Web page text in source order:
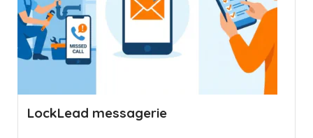
LockLead messagerie